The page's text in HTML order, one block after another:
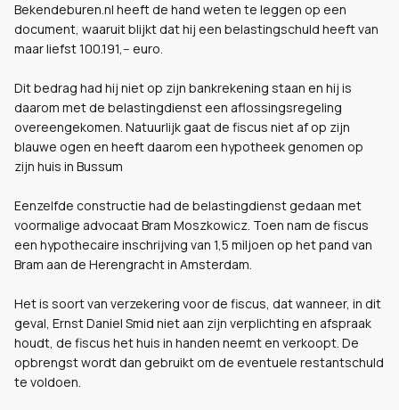
Bekendeburen.nl heeft de hand weten te leggen op een
document, waaruit blijkt dat hij een belastingschuld heeft van
maar liefst 100.191,-- euro.
Dit bedrag had hij niet op zijn bankrekening staan en hij is
daarom met de belastingdienst een aflossingsregeling
overeengekomen. Natuurlijk gaat de fiscus niet af op zijn
blauwe ogen en heeft daarom een hypotheek genomen op
zijn huis in Bussum
Eenzelfde constructie had de belastingdienst gedaan met
voormalige advocaat Bram Moszkowicz. Toen nam de fiscus
een hypothecaire inschrijving van 1,5 miljoen op het pand van
Bram aan de Herengracht in Amsterdam.
Het is soort van verzekering voor de fiscus, dat wanneer, in dit
geval, Ernst Daniel Smid niet aan zijn verplichting en afspraak
houdt, de fiscus het huis in handen neemt en verkoopt. De
opbrengst wordt dan gebruikt om de eventuele restantschuld
te voldoen.